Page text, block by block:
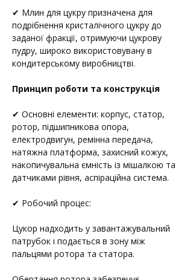
✔ Млин для цукру призначена для
подрібнення кристалічного цукру до
заданої фракції, отримуючи цукрову
пудру, широко використовувану в
кондитерському виробництві.
Принцип роботи та конструкція
✔ Основні елементи: корпус, статор,
ротор, підшипникова опора,
електродвигун, ремінна передача,
натяжна платформа, захисний кожух,
накопичувальна ємність із мішалкою та
датчиками рівня, аспіраційна система.
✔ Робочий процес:
Цукор надходить у завантажувальний
патрубок і подається в зону між
пальцями ротора та статора.